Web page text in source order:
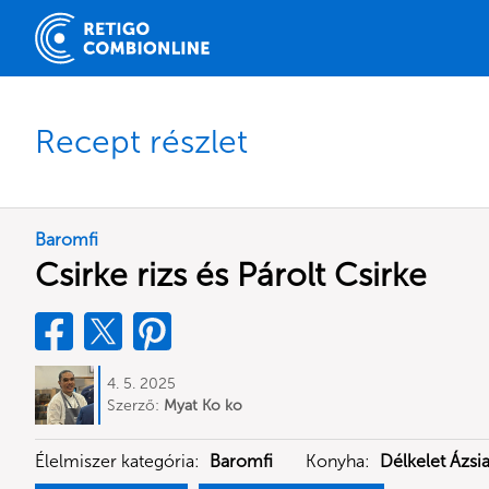
Recept részlet
Baromfi
Csirke rizs és Párolt Csirke
4. 5. 2025
Szerző: Myat Ko ko
Élelmiszer kategória: Baromfi Konyha: Délkelet Ázsia